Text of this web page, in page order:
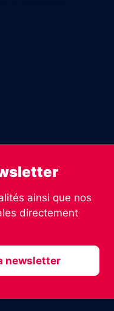
ainsi que nos
directement
newsletter